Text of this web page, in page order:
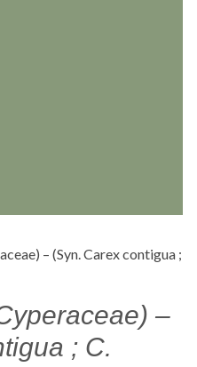
– (Syn. Carex contigua ;
–
; C.